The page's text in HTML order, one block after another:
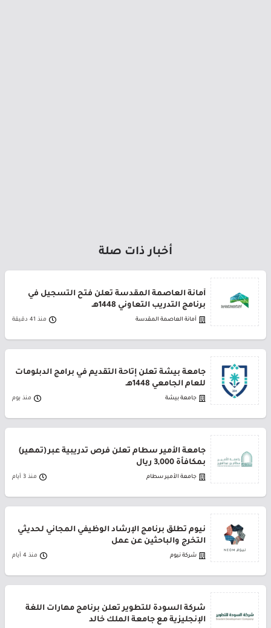
أخبار ذات صلة
أمانة العاصمة المقدسة تعلن فتح التسجيل في
برنامج التدريب التعاوني 1448هـ
أمانة العاصمة المقدسة منذ 41 دقيقة
جامعة بيشة تعلن إتاحة التقديم في برامج الدبلومات
للعام الجامعي 1448هـ
جامعة بيشة منذ يوم
جامعة الأمير سطام تعلن فرص تدريبية عبر (تمهير)
بمكافأة 3,000 ريال
جامعة الأمير سطام منذ 3 أيام
نيوم تطلق برنامج الإرشاد الوظيفي المجاني لحديثي
التخرج والباحثين عن عمل
شركة نيوم منذ 4 أيام
شركة السودة للتطوير تعلن برنامج مهارات اللغة
الإنجليزية مع جامعة الملك خالد